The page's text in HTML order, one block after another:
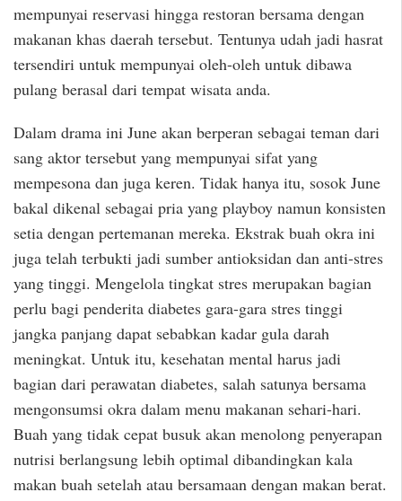
mempunyai reservasi hingga restoran bersama dengan
makanan khas daerah tersebut. Tentunya udah jadi hasrat
tersendiri untuk mempunyai oleh-oleh untuk dibawa
pulang berasal dari tempat wisata anda.
Dalam drama ini June akan berperan sebagai teman dari
sang aktor tersebut yang mempunyai sifat yang
mempesona dan juga keren. Tidak hanya itu, sosok June
bakal dikenal sebagai pria yang playboy namun konsisten
setia dengan pertemanan mereka. Ekstrak buah okra ini
juga telah terbukti jadi sumber antioksidan dan anti-stres
yang tinggi. Mengelola tingkat stres merupakan bagian
perlu bagi penderita diabetes gara-gara stres tinggi
jangka panjang dapat sebabkan kadar gula darah
meningkat. Untuk itu, kesehatan mental harus jadi
bagian dari perawatan diabetes, salah satunya bersama
mengonsumsi okra dalam menu makanan sehari-hari.
Buah yang tidak cepat busuk akan menolong penyerapan
nutrisi berlangsung lebih optimal dibandingkan kala
makan buah setelah atau bersamaan dengan makan berat.